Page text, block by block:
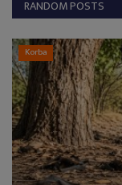
RANDOM POSTS
Korba